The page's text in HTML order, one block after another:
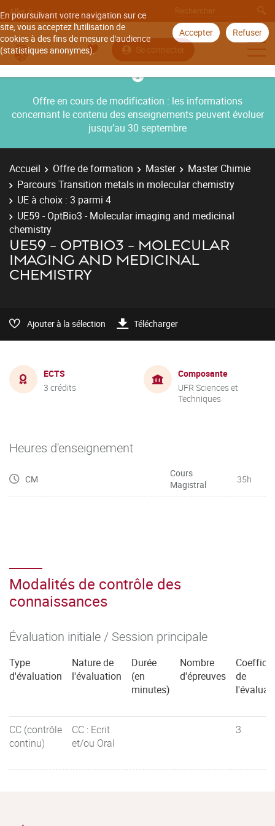
En poursuivant votre navigation sur ce
site, vous acceptez l'utilisation de
cookies à des fins de mesure d'audience
(statistiques anonymes).
Accepter Refuser
Aller à
Se connecter
Offre en cours de modification : les informations
concernant le contenu des enseignements peuvent évoluer
jusqu’au 30 septembre
Accueil Offre de formation Master
Master Chimie
Parcours Transition metals in molecular chemistry
UE à choix : 3 parmi 4
UE59 - OptBio3 - Molecular imaging and medicinal
chemistry
UE59 - OPTBIO3 - MOLECULAR
IMAGING AND MEDICINAL
CHEMISTRY
Ajouter à la sélection Télécharger
ECTS
3 crédits
Composante
UFR Sciences et
Techniques
Heures d'enseignement
CM
Cours
Magistral
35h
Modalités de contrôle des
connaissances
Évaluation initiale / Session principale
Type
d'évaluation
Nature de
l'évaluation
Durée
(en
minutes)
Nombre
d'épreuves
de
CC (contrôle
continu)
CC : Ecrit
et/ou Oral
3